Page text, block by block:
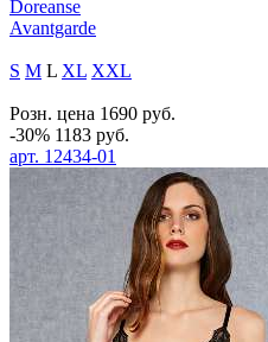
Doreanse
Avantgarde
S M L XL XXL
Розн. цена 1690 руб.
-30% 1183 руб.
арт. 12434-01